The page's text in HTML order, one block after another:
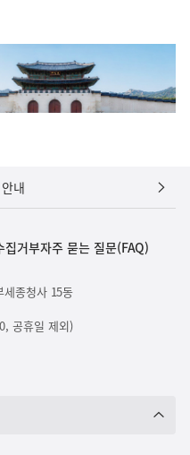
내
집거부자주 묻는 질문(FAQ)
종청사 15동
공휴일 제외)